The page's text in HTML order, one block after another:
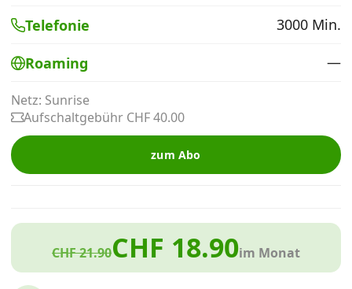
Internet, TV, Telefon
Kombi-Angebote
Aktionen
News
Forum
Telefonie 3000 Min.
Roaming —
Netz: Sunrise
Aufschaltgebühr CHF 40.00
zum Abo
CHF 21.90CHF 18.90im Monat